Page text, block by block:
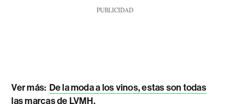
PUBLICIDAD
Ver más: De la moda a los vinos, estas son todas
las marcas de LVMH.